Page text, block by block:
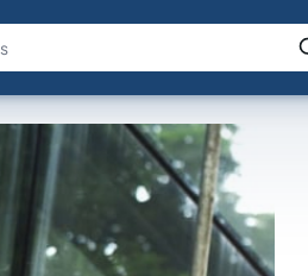
Fale com a IA Buscar no Jus